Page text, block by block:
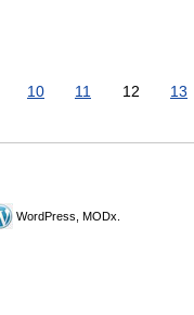
10 11 12 13
WordPress, MODx.